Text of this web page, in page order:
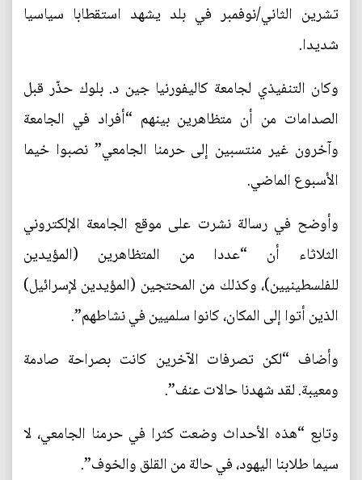
تشرين الثاني/نوفمبر في بلد يشهد استقطابا سياسيا
شديدا.
وكان التنفيذي لجامعة كاليفورنيا جين د. بلوك حذّر قبل
الصدامات من أن متظاهرين بينهم “أفراد في الجامعة
وآخرون غير منتسبين إلى حرمنا الجامعي” نصبوا خيما
الأسبوع الماضي.
وأوضح في رسالة نشرت على موقع الجامعة الإلكتروني
الثلاثاء أن “عددا من المتظاهرين (المؤيدين
للفلسطينيين)، وكذلك من المحتجين (المؤيدين لإسرائيل)
الذين أتوا إلى المكان، كانوا سلميين في نشاطهم”.
وأضاف “لكن تصرفات الآخرين كانت بصراحة صادمة
ومعيبة. لقد شهدنا حالات عنف”.
وتابع “هذه الأحداث وضعت كثرا في حرمنا الجامعي، لا
سيما طلابنا اليهود، في حالة من القلق والخوف”.